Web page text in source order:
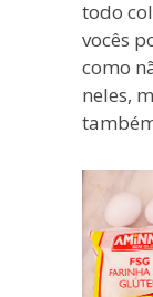
todo
vocês
como
neles,